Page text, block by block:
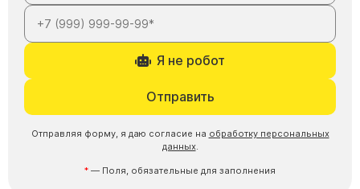
Я не робот
Отправить
Отправляя форму, я даю согласие на обработку персональных
данных.
— Поля, обязательные для заполнения